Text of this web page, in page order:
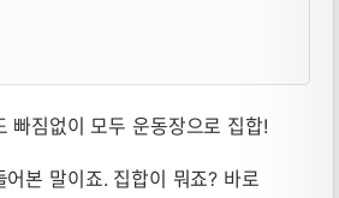
의 뜻 뜻, 성질, 공식 요
빠짐없이 모두 운동장으로 집합!
어본 말이죠. 집합이 뭐죠? 바로